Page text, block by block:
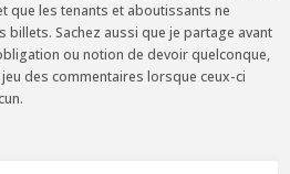
que les tenants et aboutissants ne
Sachez aussi que je partage avant
ou notion de devoir quelconque,
des commentaires lorsque ceux-ci